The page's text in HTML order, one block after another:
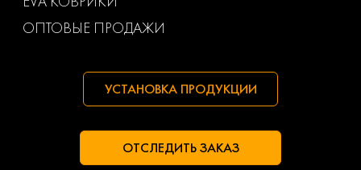
ОПТОВЫЕ ПРОДАЖИ
УСТАНОВКА ПРОДУКЦИИ
ОТСЛЕДИТЬ ЗАКАЗ